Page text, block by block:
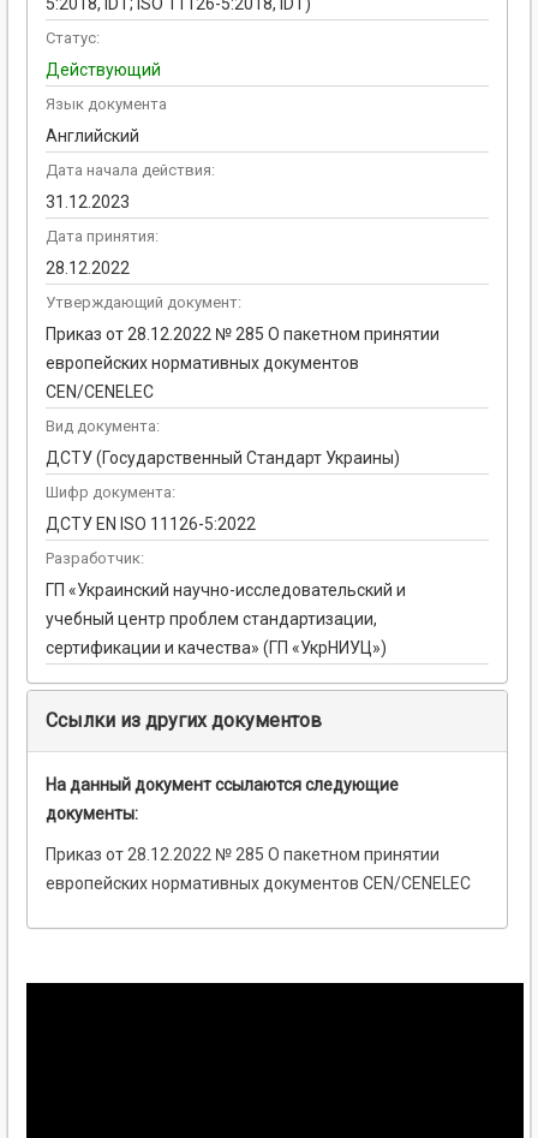
5:2018, IDT; ISO 11126-5:2018, IDT)
Статус:
Действующий
Язык документа
Английский
Дата начала действия:
31.12.2023
Дата принятия:
28.12.2022
Утверждающий документ:
Приказ от 28.12.2022 № 285 О пакетном принятии
европейских нормативных документов
CEN/CENELEC
Вид документа:
ДСТУ (Государственный Стандарт Украины)
Шифр документа:
ДСТУ EN ISO 11126-5:2022
Разработчик:
ГП «Украинский научно-исследовательский и
учебный центр проблем стандартизации,
сертификации и качества» (ГП «УкрНИУЦ»)
Ссылки из других документов
На данный документ ссылаются следующие
документы:
Приказ от 28.12.2022 № 285 О пакетном принятии
европейских нормативных документов CEN/CENELEC